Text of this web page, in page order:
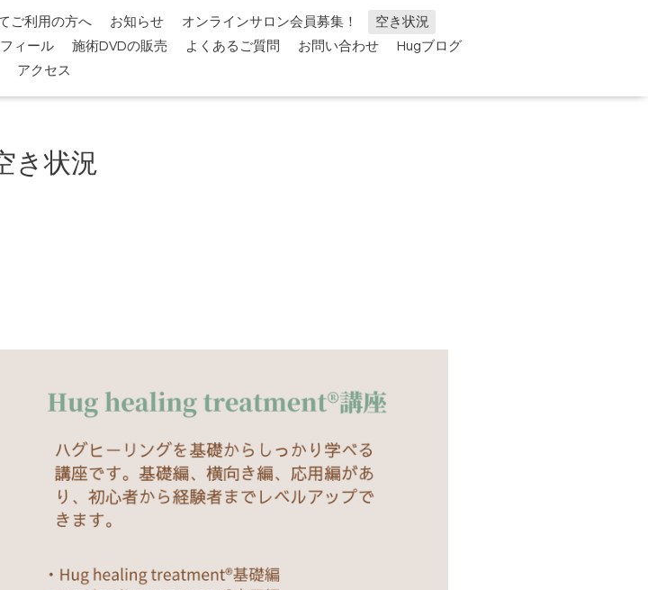
ご利用の方へ お知らせ オンラインサロン会員募集！
空き状況
ィール 施術DVDの販売 よくあるご質問 お問い合わせ
Hugブログ
アクセス
き状況